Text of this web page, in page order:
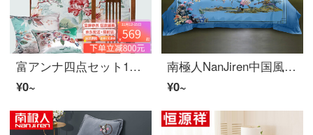
富アンナ四点セット100本の新疆ベルベトの綿防菌セット純コートン貢ぎ織造中国風イメージギフトボックスに仙華-60本のベルベトの綿1.8/2メートルベッドが適用されます。
¥0~
南極人NanJiren中国風四点セット広辺布団カバ-ピロケス200*230 cm家紡ベド上用品セット布団カバーシート式
¥0~